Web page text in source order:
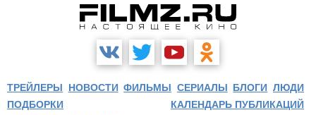
ТРЕЙЛЕРЫ НОВОСТИ ФИЛЬМЫ СЕРИАЛЫ БЛОГИ ЛЮДИ
ПОДБОРКИ
КАЛЕНДАРЬ ПУБЛИКАЦИЙ